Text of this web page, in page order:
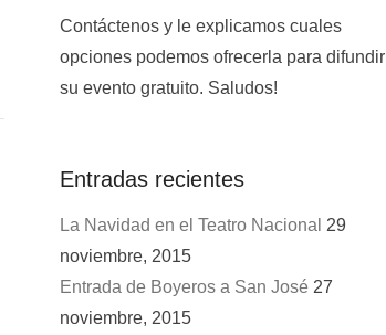
Contáctenos y le explicamos cuales
opciones podemos ofrecerla para difundir
su evento gratuito. Saludos!
Entradas recientes
La Navidad en el Teatro Nacional 29
noviembre, 2015
Entrada de Boyeros a San José 27
noviembre, 2015